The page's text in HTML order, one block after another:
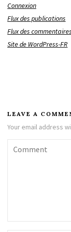
Connexion
Flux des publications
Flux des commentaires
Site de WordPress-FR
LEAVE A
Your email address